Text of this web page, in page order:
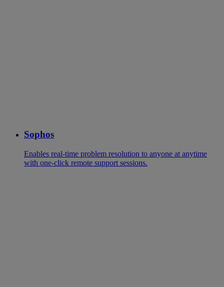
Sophos
Enables real-time problem resolution to anyone at anytime
with one-click remote support sessions.